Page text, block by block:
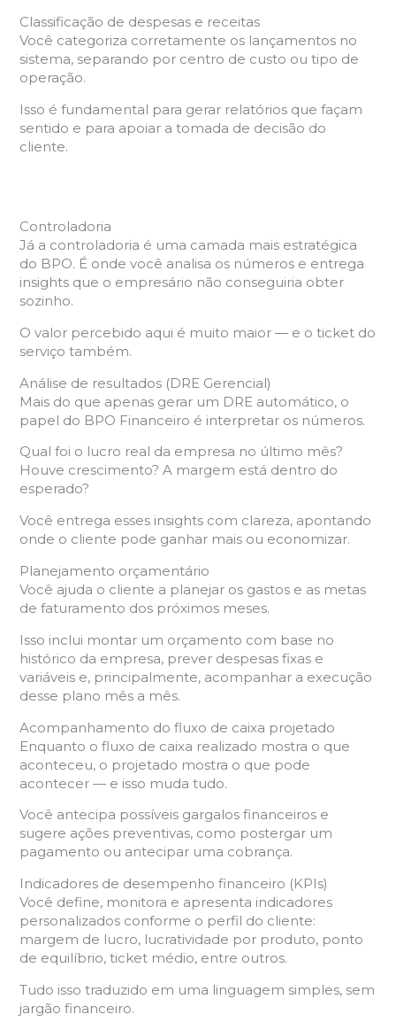
Classificação de despesas e receitas
Você categoriza corretamente os lançamentos no
sistema, separando por centro de custo ou tipo de
operação.
Isso é fundamental para gerar relatórios que façam
sentido e para apoiar a tomada de decisão do
cliente.
Controladoria
Já a controladoria é uma camada mais estratégica
do BPO. É onde você analisa os números e entrega
insights que o empresário não conseguiria obter
sozinho.
O valor percebido aqui é muito maior — e o ticket do
serviço também.
Análise de resultados (DRE Gerencial)
Mais do que apenas gerar um DRE automático, o
papel do BPO Financeiro é interpretar os números.
Qual foi o lucro real da empresa no último mês?
Houve crescimento? A margem está dentro do
esperado?
Você entrega esses insights com clareza, apontando
onde o cliente pode ganhar mais ou economizar.
Planejamento orçamentário
Você ajuda o cliente a planejar os gastos e as metas
de faturamento dos próximos meses.
Isso inclui montar um orçamento com base no
histórico da empresa, prever despesas fixas e
variáveis e, principalmente, acompanhar a execução
desse plano mês a mês.
Acompanhamento do fluxo de caixa projetado
Enquanto o fluxo de caixa realizado mostra o que
aconteceu, o projetado mostra o que pode
acontecer — e isso muda tudo.
Você antecipa possíveis gargalos financeiros e
sugere ações preventivas, como postergar um
pagamento ou antecipar uma cobrança.
Indicadores de desempenho financeiro (KPIs)
Você define, monitora e apresenta indicadores
personalizados conforme o perfil do cliente:
margem de lucro, lucratividade por produto, ponto
de equilíbrio, ticket médio, entre outros.
Tudo isso traduzido em uma linguagem simples, sem
jargão financeiro.